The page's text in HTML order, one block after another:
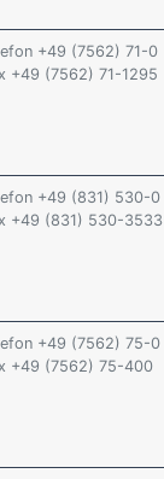
+49 (7562) 71-0
+49 (7562) 71-1295
+49 (831) 530-0
+49 (831) 530-3533
+49 (7562) 75-0
+49 (7562) 75-400